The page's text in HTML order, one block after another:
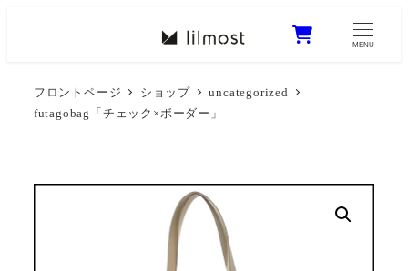
MENU
フロントページ ショップ
uncategorized
futagobag「チェック×ボーダー」